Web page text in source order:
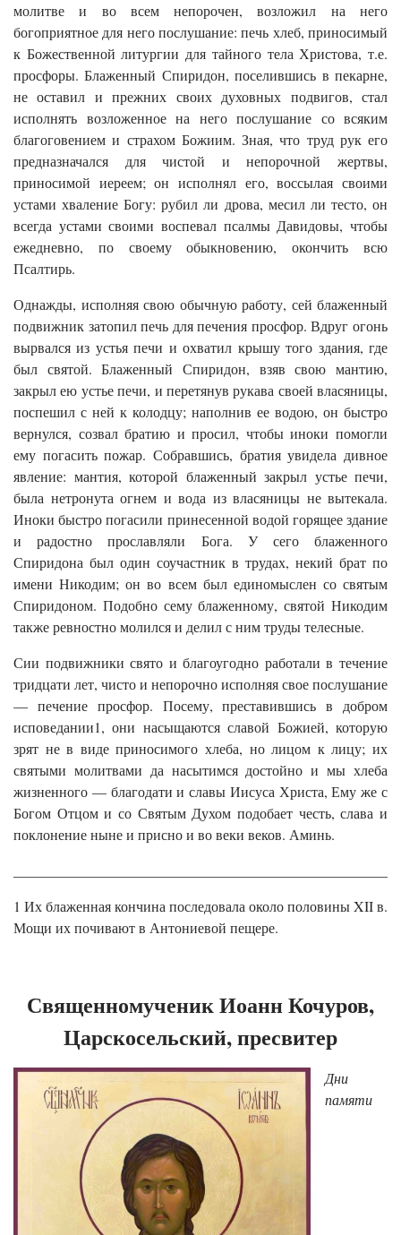
молитве и во всем непорочен, возложил на него
богоприятное для него послушание: печь хлеб, приносимый
к Божественной литургии для тайного тела Христова, т.е.
просфоры. Блаженный Спиридон, поселившись в пекарне,
не оставил и прежних своих духовных подвигов, стал
исполнять возложенное на него послушание со всяким
благоговением и страхом Божиим. Зная, что труд рук его
предназначался для чистой и непорочной жертвы,
приносимой иереем; он исполнял его, воссылая своими
устами хваление Богу: рубил ли дрова, месил ли тесто, он
всегда устами своими воспевал псалмы Давидовы, чтобы
ежедневно, по своему обыкновению, окончить всю
Псалтирь.
Однажды, исполняя свою обычную работу, сей блаженный
подвижник затопил печь для печения просфор. Вдруг огонь
вырвался из устья печи и охватил крышу того здания, где
был святой. Блаженный Спиридон, взяв свою мантию,
закрыл ею устье печи, и перетянув рукава своей власяницы,
поспешил с ней к колодцу; наполнив ее водою, он быстро
вернулся, созвал братию и просил, чтобы иноки помогли
ему погасить пожар. Собравшись, братия увидела дивное
явление: мантия, которой блаженный закрыл устье печи,
была нетронута огнем и вода из власяницы не вытекала.
Иноки быстро погасили принесенной водой горящее здание
и радостно прославляли Бога. У сего блаженного
Спиридона был один соучастник в трудах, некий брат по
имени Никодим; он во всем был единомыслен со святым
Спиридоном. Подобно сему блаженному, святой Никодим
также ревностно молился и делил с ним труды телесные.
Сии подвижники свято и благоугодно работали в течение
тридцати лет, чисто и непорочно исполняя свое послушание
— печение просфор. Посему, преставившись в добром
исповедании1, они насыщаются славой Божией, которую
зрят не в виде приносимого хлеба, но лицом к лицу; их
святыми молитвами да насытимся достойно и мы хлеба
жизненного — благодати и славы Иисуса Христа, Ему же с
Богом Отцом и со Святым Духом подобает честь, слава и
поклонение ныне и присно и во веки веков. Аминь.
1 Их блаженная кончина последовала около половины XII в.
Мощи их почивают в Антониевой пещере.
Священномученик Иоанн Кочуров,
Царскосельский, пресвитер
Дни
памяти